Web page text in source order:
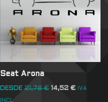
Seat Arona
DESDE 21,78€ 14,52€ IVA
INCL